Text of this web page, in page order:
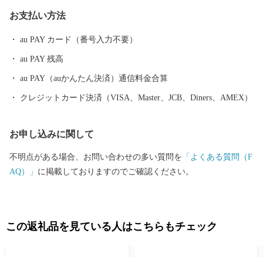
お支払い方法
au PAY カード（番号入力不要）
au PAY 残高
au PAY（auかんたん決済）通信料金合算
クレジットカード決済（VISA、Master、JCB、Diners、AMEX）
お申し込みに関して
不明点がある場合、お問い合わせの多い質問を 「よくある質問（F
AQ）」 に掲載しておりますのでご確認ください。
この返礼品を見ている人はこちらもチェック